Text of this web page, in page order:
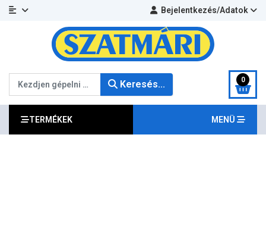
Bejelentkezés/Adatok
Keresés... 0
TERMÉKEK MENÜ